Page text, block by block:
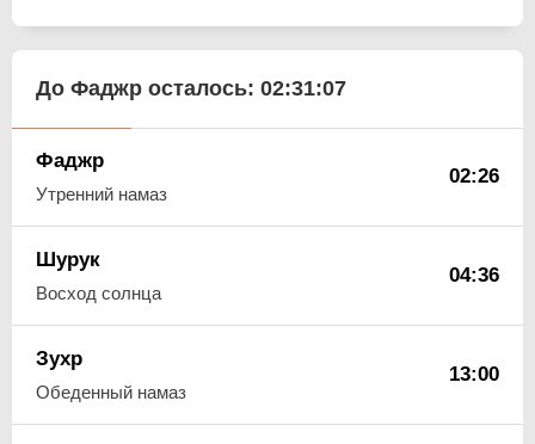
До Фаджр осталось: 02:31:06
Фаджр
Утренний намаз
02:26
Шурук
Восход солнца
04:36
Зухр
Обеденный намаз
13:00